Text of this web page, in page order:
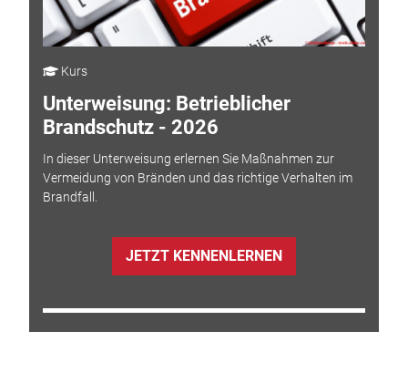
Kurs
Unterweisung: Betrieblicher
Brandschutz - 2026
In dieser Unterweisung erlernen Sie Maßnahmen zur
Vermeidung von Bränden und das richtige Verhalten im
Brandfall.
JETZT KENNENLERNEN